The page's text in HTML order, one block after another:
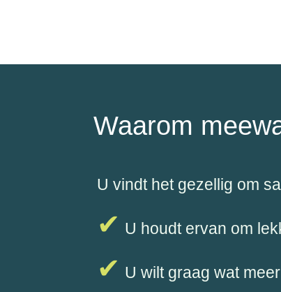
Waarom
U vindt het gezellig om
✔ U houdt ervan om
✔ U wilt graag wat